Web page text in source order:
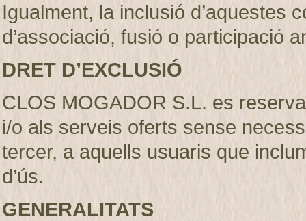
Igualment, la inclusió d’aquestes
d’associació, fusió o participació
DRET D’EXCLUSIÓ
CLOS MOGADOR S.L. es
i/o als serveis oferts sense
tercer, a aquells usuaris que
d’ús.
GENERALITATS